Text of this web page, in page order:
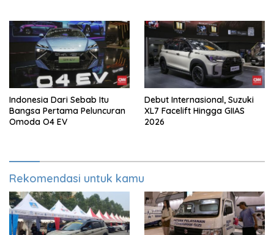
Indonesia Dari Sebab Itu
Bangsa Pertama Peluncuran
Omoda O4 EV
Debut Internasional, Suzuki
XL7 Facelift Hingga GIIAS
2026
Rekomendasi untuk kamu